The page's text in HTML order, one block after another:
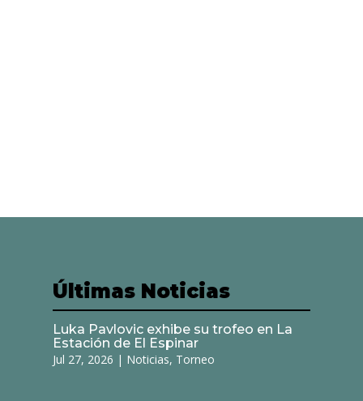
Últimas Noticias
Luka Pavlovic exhibe su trofeo en La
Estación de El Espinar
Jul 27, 2026 | Noticias, Torneo